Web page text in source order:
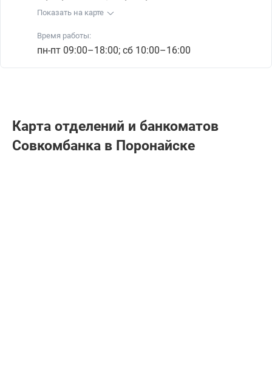
Показать на карте
Время работы:
пн-пт 09:00–18:00; сб 10:00–16:00
Карта отделений и банкоматов
Совкомбанкa в Поронайске